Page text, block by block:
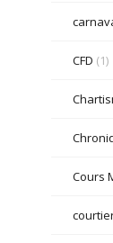
CFD (1)
Cours